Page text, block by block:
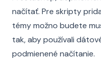
načítať. Pre skripty
témy možno budete
tak, aby používali
podmienené načítanie.